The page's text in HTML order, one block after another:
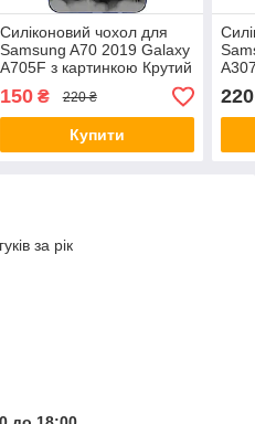
Силіконовий чохол для
Samsung A70 2019 Galaxy
A705F з картинкою Крутий
150₴ 220 ₴
Купити
220
за рік